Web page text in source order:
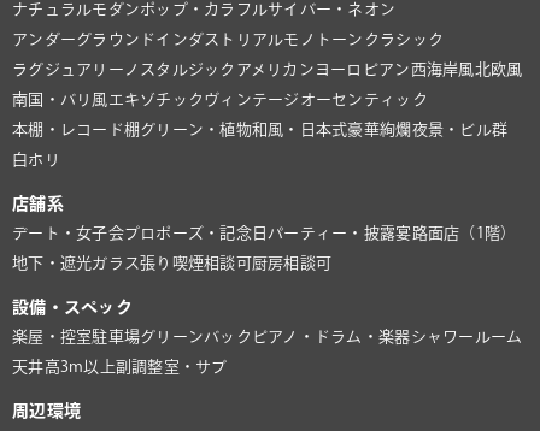
ナチュラルモダンポップ・カラフルサイバー・ネオン
アンダーグラウンド インダストリアルモノトーン クラシック
ラグジュアリー ノスタルジック アメリカン ヨーロピアン 西海岸風北欧風
南国・バリ風 エキゾチック ヴィンテージ オーセンティック
本棚・レコード棚グリーン・植物和風・日本式豪華絢爛夜景・ビル群
白ホリ
店舗系
デート・女子会プロポーズ・記念日 パーティー・披露宴路面店（1階）
地下・遮光ガラス張り 喫煙相談可 厨房相談可
設備・スペック
楽屋・控室駐車場グリーンバック ピアノ・ドラム・楽器シャワールーム
天井高3m以上副調整室・サブ
周辺環境